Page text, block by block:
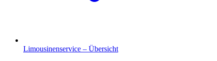
Limousinenservice – Übersicht